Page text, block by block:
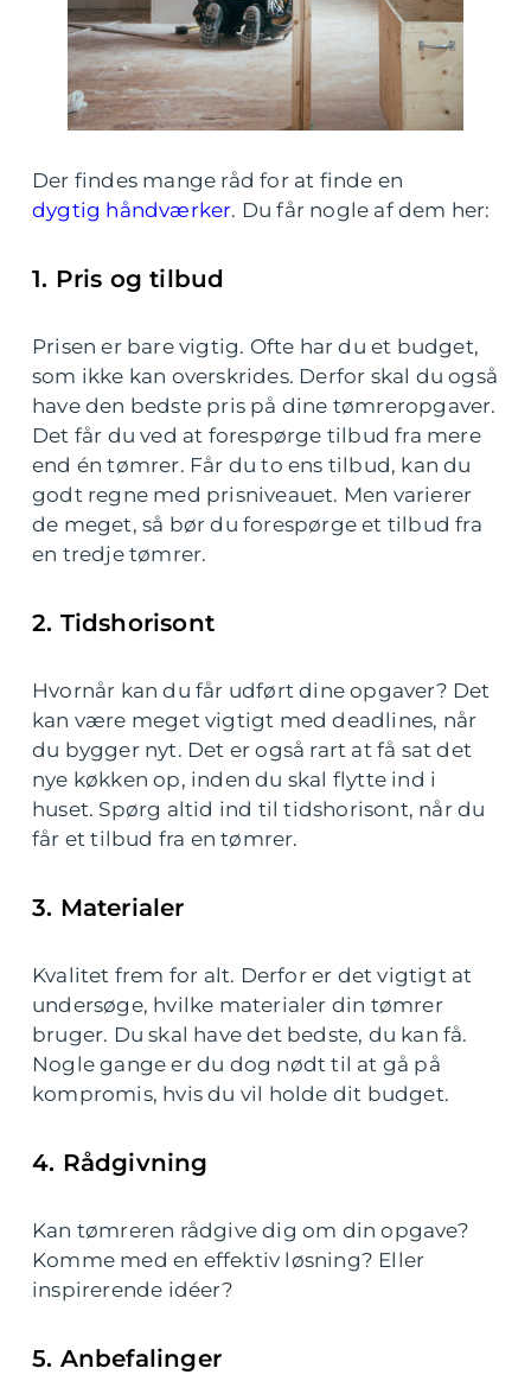
Der findes mange råd for at finde en
dygtig håndværker. Du får nogle af dem her:
1. Pris og tilbud
Prisen er bare vigtig. Ofte har du et budget,
som ikke kan overskrides. Derfor skal du også
have den bedste pris på dine tømreropgaver.
Det får du ved at forespørge tilbud fra mere
end én tømrer. Får du to ens tilbud, kan du
godt regne med prisniveauet. Men varierer
de meget, så bør du forespørge et tilbud fra
en tredje tømrer.
2. Tidshorisont
Hvornår kan du får udført dine opgaver? Det
kan være meget vigtigt med deadlines, når
du bygger nyt. Det er også rart at få sat det
nye køkken op, inden du skal flytte ind i
huset. Spørg altid ind til tidshorisont, når du
får et tilbud fra en tømrer.
3. Materialer
Kvalitet frem for alt. Derfor er det vigtigt at
undersøge, hvilke materialer din tømrer
bruger. Du skal have det bedste, du kan få.
Nogle gange er du dog nødt til at gå på
kompromis, hvis du vil holde dit budget.
4. Rådgivning
Kan tømreren rådgive dig om din opgave?
Komme med en effektiv løsning? Eller
inspirerende idéer?
5. Anbefalinger